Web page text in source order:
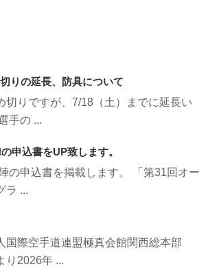
りの延長、防具について
切りですが、7/18（土）までに延長い
手の ...
申込書をUP致します。
の申込書を掲載します。 「第31回オー
ラ ...
国際空手道連盟極真会館関西総本部
り2026年 ...